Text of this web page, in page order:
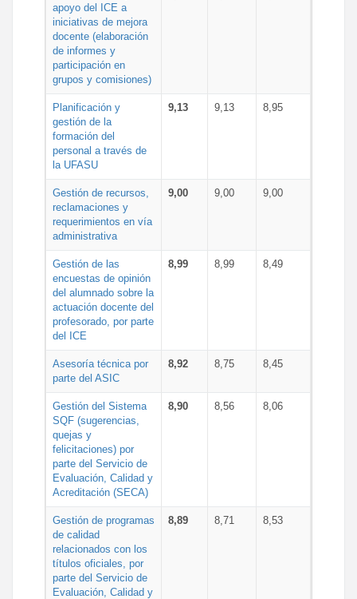
apoyo del ICE a
iniciativas de mejora
docente (elaboración
de informes y
participación en
grupos y comisiones)
Planificación y
gestión de la
formación del
personal a través de
la UFASU
9,13 9,13 8,95
Gestión de recursos,
reclamaciones y
requerimientos en vía
administrativa
9,00 9,00 9,00
Gestión de las
encuestas de opinión
del alumnado sobre la
actuación docente del
profesorado, por parte
del ICE
8,99 8,99 8,49
Asesoría técnica por
parte del ASIC
8,92 8,75 8,45
Gestión del Sistema
SQF (sugerencias,
quejas y
felicitaciones) por
parte del Servicio de
Evaluación, Calidad y
Acreditación (SECA)
8,90 8,56 8,06
Gestión de programas
de calidad
relacionados con los
títulos oficiales, por
parte del Servicio de
Evaluación, Calidad y
8,89 8,71 8,53